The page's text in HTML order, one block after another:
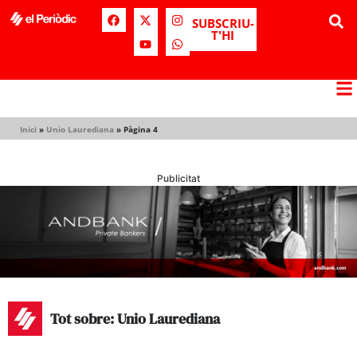
SUBSCRIU-
T'HI
Inici » Unio Laurediana » Pàgina 4
Publicitat
Tot sobre: Unio Laurediana